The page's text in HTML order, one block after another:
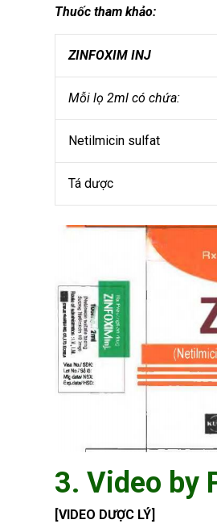
Thuốc tham khảo:
ZINFOXIM INJ
Mỗi lọ 2ml có chứa:
Netilmicin sulfat
Tá dược
3. Video by
[VIDEO DƯỢC LÝ]